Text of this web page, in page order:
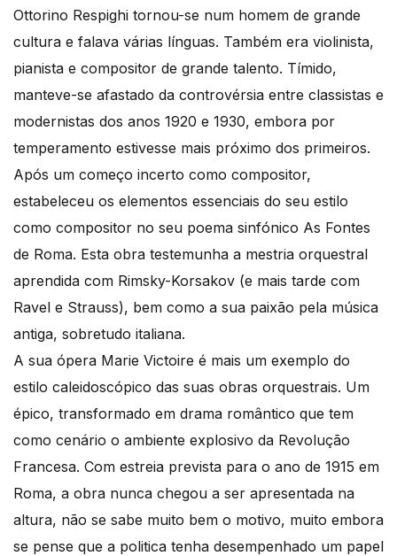
Ottorino Respighi tornou-se num homem de grande
cultura e falava várias línguas. Também era violinista,
pianista e compositor de grande talento. Tímido,
manteve-se afastado da controvérsia entre classistas e
modernistas dos anos 1920 e 1930, embora por
temperamento estivesse mais próximo dos primeiros.
Após um começo incerto como compositor,
estabeleceu os elementos essenciais do seu estilo
como compositor no seu poema sinfónico As Fontes
de Roma. Esta obra testemunha a mestria orquestral
aprendida com Rimsky-Korsakov (e mais tarde com
Ravel e Strauss), bem como a sua paixão pela música
antiga, sobretudo italiana.
A sua ópera Marie Victoire é mais um exemplo do
estilo caleidoscópico das suas obras orquestrais. Um
épico, transformado em drama romântico que tem
como cenário o ambiente explosivo da Revolução
Francesa. Com estreia prevista para o ano de 1915 em
Roma, a obra nunca chegou a ser apresentada na
altura, não se sabe muito bem o motivo, muito embora
se pense que a politica tenha desempenhado um papel